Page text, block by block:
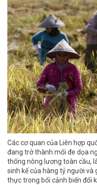
Các cơ quan của Liên hợp
đang trở thành mối đe dọa
thống nông lương toàn cầu,
sinh kế của hàng tỷ người và
thực trong bối cảnh biến đổi